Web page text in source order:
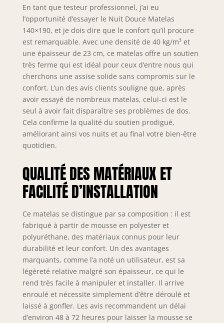
- hauteur totale 23
cm " - tissu strech
3d hyper ventilé
qui permet une
parfaite circulation
d'air pour une
respiration
optimale du
matelas ✅ Accueil
ferme et soutien
très ferme pour un
bon maintien du
dos 🌙 Et tous les
standard 240 🛡️
Garanti 5 ans -
deux faces de
couchage pour une
de vie du matelas
En tant que testeur professionnel, j’ai eu
l’opportunité d’essayer le Nuit Douce Matelas
140×190, et je dois dire que le confort qu’il procure
est remarquable. Avec une densité de 40 kg/m³ et
une épaisseur de 23 cm, ce matelas offre un soutien
très ferme qui est idéal pour ceux d’entre nous qui
cherchons une assise solide sans compromis sur le
confort. L’un des avis clients souligne que, après
avoir essayé de nombreux matelas, celui-ci est le
seul à avoir fait disparaître ses problèmes de dos.
Cela confirme la qualité du soutien prodigué,
améliorant ainsi vos nuits et au final votre bien-être
quotidien.
QUALITÉ DES MATÉRIAUX ET
FACILITÉ D’INSTALLATION
Ce matelas se distingue par sa composition : il est
fabriqué à partir de mousse en polyester et
polyuréthane, des matériaux connus pour leur
durabilité et leur confort. Un des avantages
marquants, comme l’a noté un utilisateur, est sa
légèreté relative malgré son épaisseur, ce qui le
rend très facile à manipuler et installer. Il arrive
enroulé et nécessite simplement d’être déroulé et
laissé à gonfler. Les avis recommandent un délai
d’environ 48 à 72 heures pour laisser la mousse se